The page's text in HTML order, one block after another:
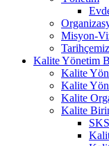
Misyon-
Tarihçemiz
Kalite Yönetim
Kalite
Kalite
Kalite
Kalite